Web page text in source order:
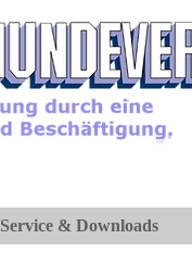
Service & Downloads